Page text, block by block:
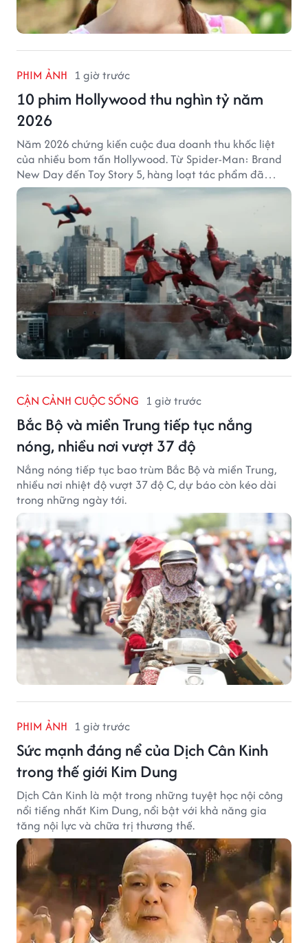
PHIM ẢNH 1 giờ trước
10 phim Hollywood thu nghìn tỷ năm
2026
Năm 2026 chứng kiến cuộc đua doanh thu khốc liệt
của nhiều bom tấn Hollywood. Từ Spider-Man: Brand
New Day đến Toy Story 5, hàng loạt tác phẩm đã
mang về hàng chục nghìn tỷ đồng và tạo nên những
cột mốc đáng nhớ tại phòng vé toàn cầu.
CẬN CẢNH CUỘC SỐNG 1 giờ trước
Bắc Bộ và miền Trung tiếp tục nắng
nóng, nhiều nơi vượt 37 độ
Nắng nóng tiếp tục bao trùm Bắc Bộ và miền Trung,
nhiều nơi nhiệt độ vượt 37 độ C, dự báo còn kéo dài
trong những ngày tới.
PHIM ẢNH 1 giờ trước
Sức mạnh đáng nể của Dịch Cân Kinh
trong thế giới Kim Dung
Dịch Cân Kinh là một trong những tuyệt học nội công
nổi tiếng nhất Kim Dung, nổi bật với khả năng gia
tăng nội lực và chữa trị thương thế.